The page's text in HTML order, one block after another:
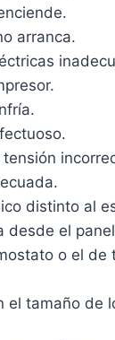
arranca.
distinto al
desde el
o el de
el tamaño de